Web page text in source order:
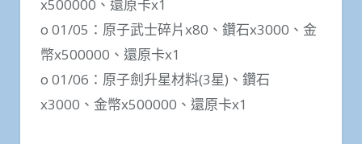
x500000、還原卡x1
o 01/05：原子武士碎片x80、鑽石x3000、金
幣x500000、還原卡x1
o 01/06：原子劍升星材料(3星)、鑽石
x3000、金幣x500000、還原卡x1